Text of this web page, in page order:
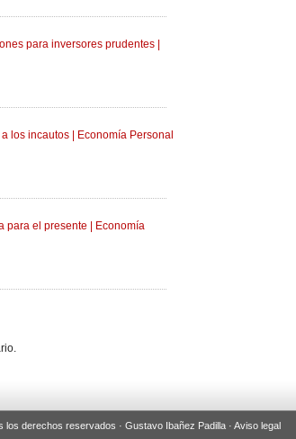
para inversores prudentes |
los incautos | Economía Personal
para el presente | Economía
los derechos reservados · Gustavo Ibañez Padilla · Aviso legal